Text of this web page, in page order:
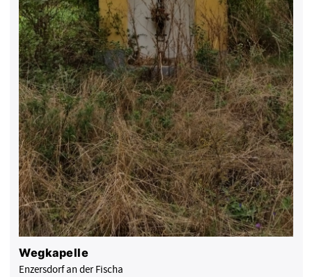
Wegkapelle
Enzersdorf an der Fischa